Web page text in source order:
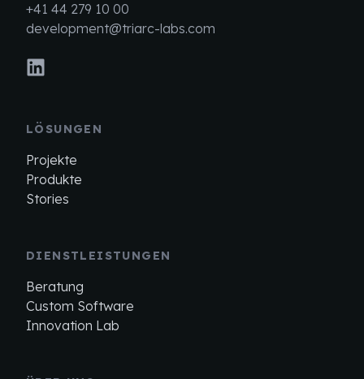
+41 44 279 10 00
development@triarc-labs.com
LÖSUNGEN
Projekte
Produkte
Stories
DIENSTLEISTUNGEN
Beratung
Custom Software
Innovation Lab